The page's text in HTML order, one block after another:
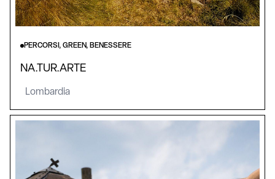
PERCORSI, GREEN, BENESSERE
NA.TUR.ARTE
Lombardia